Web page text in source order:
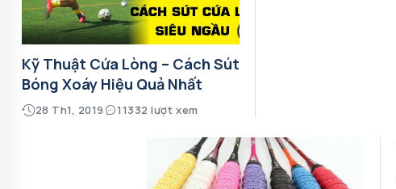
Kỹ Thuật Cứa Lòng – Cách Sút
Bóng Xoáy Hiệu Quả Nhất
28 Th1, 2019 11332 lượt xem